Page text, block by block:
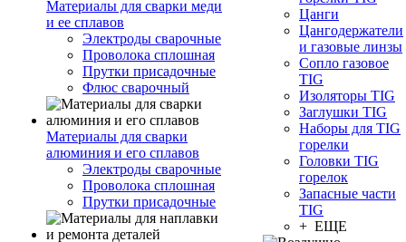
Материалы для сварки меди
и ее сплавов
Электроды сварочные
Проволока сплошная
Прутки присадочные
Флюс сварочный
Материалы для сварки
алюминия и его сплавов
Электроды сварочные
Проволока сплошная
Прутки присадочные
Цанги
Цангодержатели
и газовые линзы
Сопло газовое
TIG
Изоляторы TIG
Заглушки TIG
Наборы для TIG
горелки
Головки TIG
горелок
Запасные части
TIG
+ ЕЩЕ